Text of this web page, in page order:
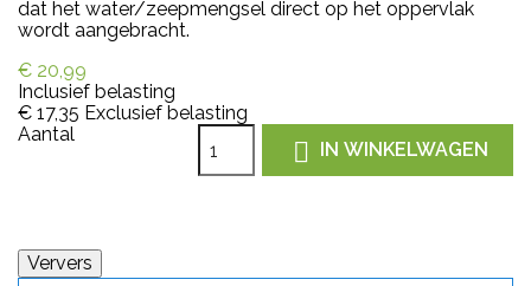
dat het water/zeepmengsel direct op het oppervlak
wordt aangebracht.
€ 20,99
Inclusief belasting
€ 17,35 Exclusief belasting
Aantal
 IN WINKELWAGEN